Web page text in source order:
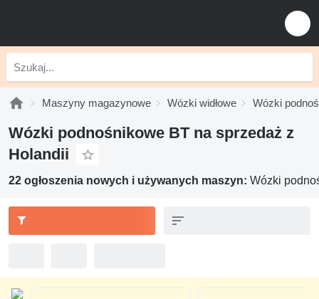
Maszyny magazynowe Wózki widłowe Wózki
Wózki podnośnikowe BT na sprzedaż z
Holandii
22 ogłoszenia nowych i używanych maszyn: Wózki